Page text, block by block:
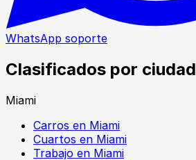
WhatsApp soporte
Clasificados por ciudad
Miami
Carros en Miami
Cuartos en Miami
Trabajo en Miami